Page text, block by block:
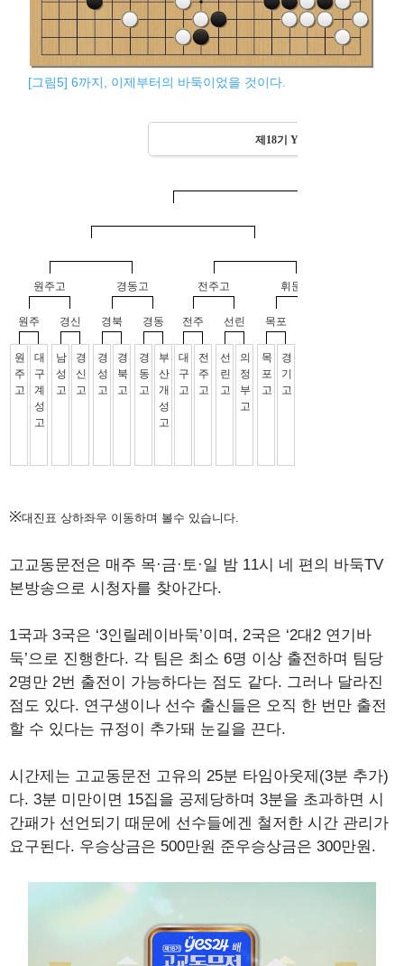
[그림5] 6까지, 이제부터의 바둑이었을 것이다.
※대진표 상하좌우 이동하며 볼수 있습니다.
고교동문전은 매주 목·금·토·일 밤 11시 네 편의 바둑TV
본방송으로 시청자를 찾아간다.
1국과 3국은 ‘3인릴레이바둑’이며, 2국은 ‘2대2 연기바
둑’으로 진행한다. 각 팀은 최소 6명 이상 출전하며 팀당
2명만 2번 출전이 가능하다는 점도 같다. 그러나 달라진
점도 있다. 연구생이나 선수 출신들은 오직 한 번만 출전
할 수 있다는 규정이 추가돼 눈길을 끈다.
시간제는 고교동문전 고유의 25분 타임아웃제(3분 추가)
다. 3분 미만이면 15집을 공제당하며 3분을 초과하면 시
간패가 선언되기 때문에 선수들에겐 철저한 시간 관리가
요구된다. 우승상금은 500만원 준우승상금은 300만원.